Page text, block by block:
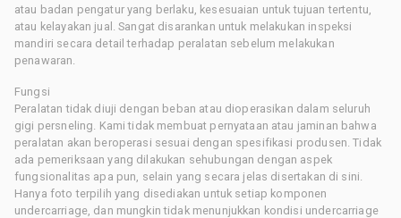
atau badan pengatur yang berlaku, kesesuaian untuk tujuan tertentu,
atau kelayakan jual. Sangat disarankan untuk melakukan inspeksi
mandiri secara detail terhadap peralatan sebelum melakukan
penawaran.
Fungsi
Peralatan tidak diuji dengan beban atau dioperasikan dalam seluruh
gigi persneling. Kami tidak membuat pernyataan atau jaminan bahwa
peralatan akan beroperasi sesuai dengan spesifikasi produsen. Tidak
ada pemeriksaan yang dilakukan sehubungan dengan aspek
fungsionalitas apa pun, selain yang secara jelas disertakan di sini.
Hanya foto terpilih yang disediakan untuk setiap komponen
undercarriage, dan mungkin tidak menunjukkan kondisi undercarriage